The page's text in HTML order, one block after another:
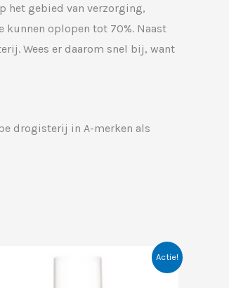
het gebied van verzorging,
oplopen tot 70%. Naast
Wees er daarom snel bij, want
drogisterij in A-merken als
Actie!